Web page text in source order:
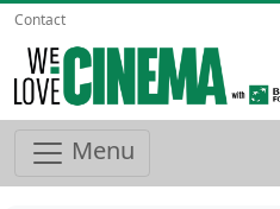
Contact
Menu